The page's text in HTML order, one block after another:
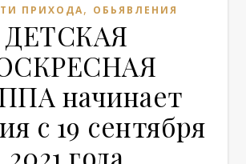
ПРИХОДА, ОБЬЯВЛЕНИЯ
ДЕТСКАЯ
начинает
с 19 сентября
2021 года